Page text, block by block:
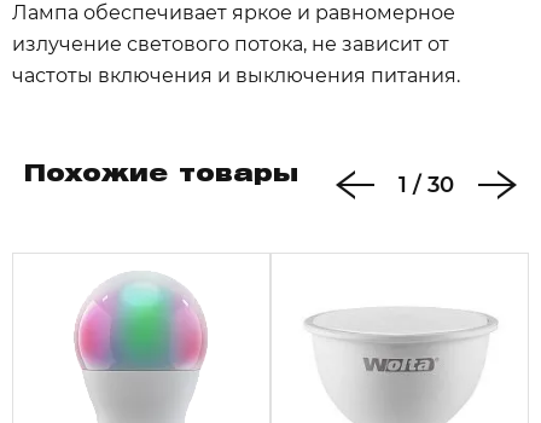
Лампа обеспечивает яркое и равномерное
излучение светового потока, не зависит от
частоты включения и выключения питания.
Похожие товары 1 / 30